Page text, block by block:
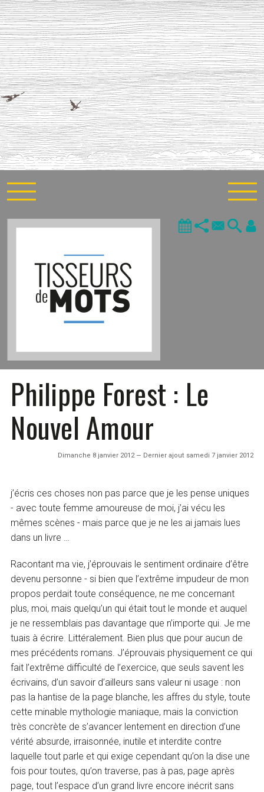
Philippe Forest : Le
Nouvel Amour
Dimanche 8 janvier 2012 — Dernier ajout samedi 7 janvier 2012
j’écris ces choses non pas parce que je les pense uniques
- avec toute femme amoureuse de moi, j’ai vécu les
mêmes scènes - mais parce que je ne les ai jamais lues
dans un livre …
Racontant ma vie, j’éprouvais le sentiment ordinaire d’être
devenu personne - si bien que l’extrême impudeur de mon
propos perdait toute conséquence, ne me concernant
plus, moi, mais quelqu’un qui était tout le monde et auquel
je ne ressemblais pas davantage que n’importe qui. Je me
tuais à écrire. Littéralement. Bien plus que pour aucun de
mes précédents romans. J’éprouvais physiquement ce qui
fait l’extrême difficulté de l’exercice, que seuls savent les
écrivains, d’un savoir d’ailleurs sans valeur ni usage : non
pas la hantise de la page blanche, les affres du style, toute
cette minable mythologie maniaque, mais la conviction
très concrète de s’avancer lentement en direction d’une
vérité absurde, irraisonnée, inutile et interdite contre
laquelle tout parle et qui exige cependant qu’on la dise une
fois pour toutes, qu’on traverse, pas à pas, page après
page, tout l’espace d’un grand livre encore inécrit sans